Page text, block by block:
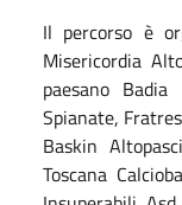
Il percorso è
Misericordia
paesano Badia
Spianate,
Baskin
Toscana